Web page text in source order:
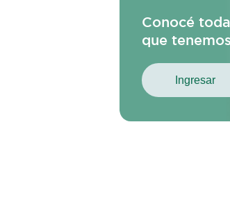
Conocé
que
Ingresar